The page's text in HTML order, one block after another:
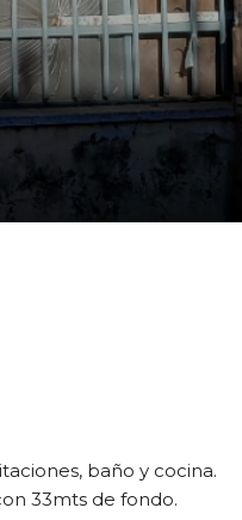
baño y cocina.
33mts de fondo.